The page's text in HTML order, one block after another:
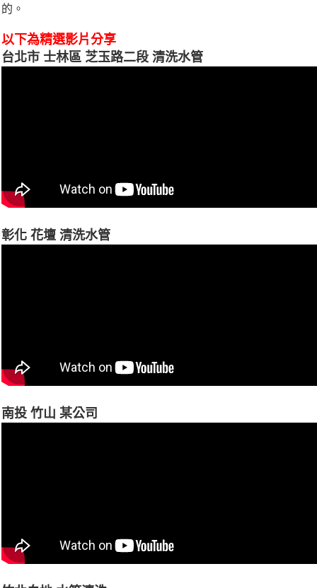
的。
以下為精選影片分享
台北市 士林區 芝玉路二段 清洗水管
彰化 花壇 清洗水管
南投 竹山 某公司